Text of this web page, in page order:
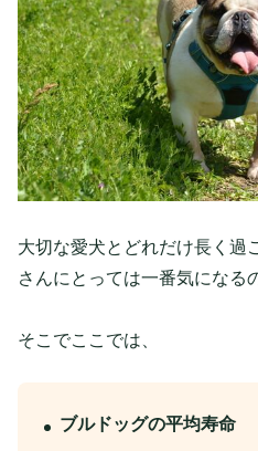
大切な愛犬とどれだけ長く過
さんにとっては一番気になる
そこでここでは、
ブルドッグの平均寿命